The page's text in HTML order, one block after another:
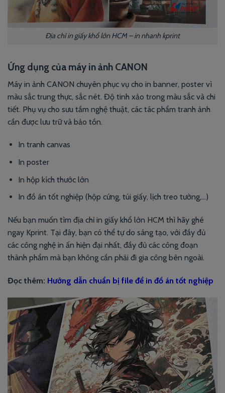
Địa chỉ in giấy khổ lớn HCM – in nhanh kprint
Ứng dụng của máy in ảnh CANON
Máy in ảnh CANON chuyên phục vụ cho in banner, poster vì
màu sắc trung thực, sắc nét. Độ tinh xảo trong màu sắc và chi
tiết. Phụ vụ cho sưu tầm nghệ thuật, các tác phẩm tranh ảnh
cần được lưu trữ và bảo tồn.
In tranh canvas
In poster
In hộp kích thước lớn
In đồ án tốt nghiệp (hộp cứng, túi giấy, lịch treo tường,…)
Nếu bạn muốn tìm địa chỉ in giấy khổ lớn HCM thì hãy ghé
ngay Kprint. Tại đây, bạn có thể tự do sáng tạo, với đầy đủ
các công nghệ in ấn hiện đại nhất, đầy đủ các công đoạn
thành phẩm mà bạn không cần phải đi gia công bên ngoài.
Đọc thêm: Hướng dẫn chuẩn bị file để in đồ án tốt nghiệp